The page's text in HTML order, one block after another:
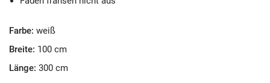
Farbe: weiß
Breite: 100 cm
Länge: 300 cm